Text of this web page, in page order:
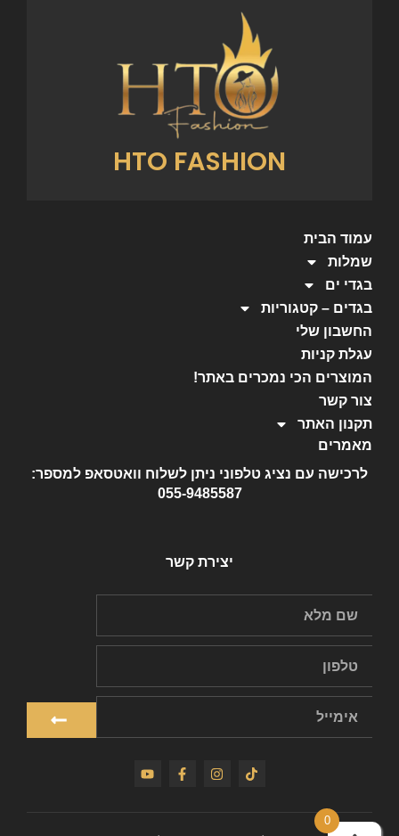
HTO FASHION
עמוד הבית
שמלות
בגדי ים
בגדים – קטגוריות
החשבון שלי
עגלת קניות
המוצרים הכי נמכרים באתר!
צור קשר
תקנון האתר
מאמרים
לרכישה עם נציג טלפוני ניתן לשלוח וואטסאפ למספר:
055-9485587
יצירת קשר
0